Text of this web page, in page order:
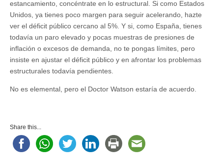
estancamiento, concéntrate en lo estructural. Si como Estados
Unidos, ya tienes poco margen para seguir acelerando, hazte
ver el déficit público cercano al 5%. Y si, como España, tienes
todavía un paro elevado y pocas muestras de presiones de
inflación o excesos de demanda, no te pongas límites, pero
insiste en ajustar el déficit público y en afrontar los problemas
estructurales todavía pendientes.
No es elemental, pero el Doctor Watson estaría de acuerdo.
Share this...